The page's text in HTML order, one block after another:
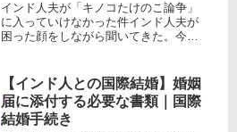
インド人夫が「キノコたけのこ論争」
に入っていけなかった件インド人夫が
困った顔をしながら聞いてきた。今日
も…。なんでいきなり？意味がわから
ない…しかも、Bamboo(タケノコ...
【インド人との国際結婚】婚姻
届に添付する必要な書類｜国際
結婚手続き